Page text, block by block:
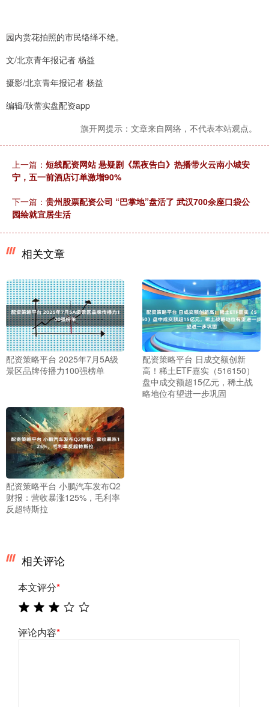
园内赏花拍照的市民络绎不绝。
文/北京青年报记者 杨益
摄影/北京青年报记者 杨益
编辑/耿蕾实盘配资app
旗开网提示：文章来自网络，不代表本站观点。
上一篇： 短线配资网站 悬疑剧《黑夜告白》热播带火云南小城安
宁，五一前酒店订单激增90%
下一篇： 贵州股票配资公司 “巴掌地”盘活了 武汉700余座口袋公
园绘就宜居生活
相关文章
配资策略平台 2025年7月5A级
景区品牌传播力100强榜单
配资策略平台 日成交额创新
高！稀土ETF嘉实（516150）
盘中成交额超15亿元，稀土战
略地位有望进一步巩固
配资策略平台 小鹏汽车发布Q2
财报：营收暴涨125%，毛利率
反超特斯拉
相关评论
本文评分*
评论内容*